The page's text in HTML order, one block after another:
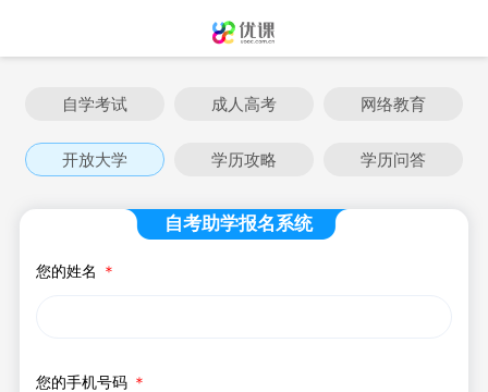
自学考试 成人高考 网络教育
开放大学 学历攻略 学历问答
自考助学报名系统
您的姓名 ＊
您的手机号码 ＊